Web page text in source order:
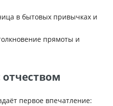
в бытовых привычках и
прямоты и
первое впечатление: